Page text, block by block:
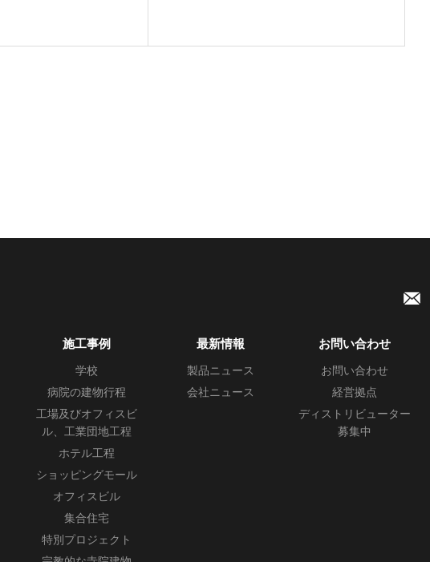
施工事例
学校
病院の建物行程
工場及びオフィスビ
ル、工業団地工程
ホテル工程
ショッピングモール
オフィスビル
集合住宅
特別プロジェクト
最新情報
製品ニュース
会社ニュース
お問い合わせ
お問い合わせ
経営拠点
ディストリビューター
募集中